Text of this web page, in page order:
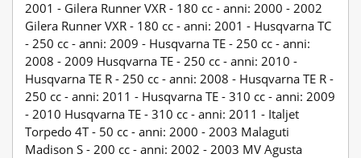
2001 - Gilera Runner VXR - 180 cc - anni: 2000 - 2002
Gilera Runner VXR - 180 cc - anni: 2001 - Husqvarna TC
- 250 cc - anni: 2009 - Husqvarna TE - 250 cc - anni:
2008 - 2009 Husqvarna TE - 250 cc - anni: 2010 -
Husqvarna TE R - 250 cc - anni: 2008 - Husqvarna TE R -
250 cc - anni: 2011 - Husqvarna TE - 310 cc - anni: 2009
- 2010 Husqvarna TE - 310 cc - anni: 2011 - Italjet
Torpedo 4T - 50 cc - anni: 2000 - 2003 Malaguti
Madison S - 200 cc - anni: 2002 - 2003 MV Agusta